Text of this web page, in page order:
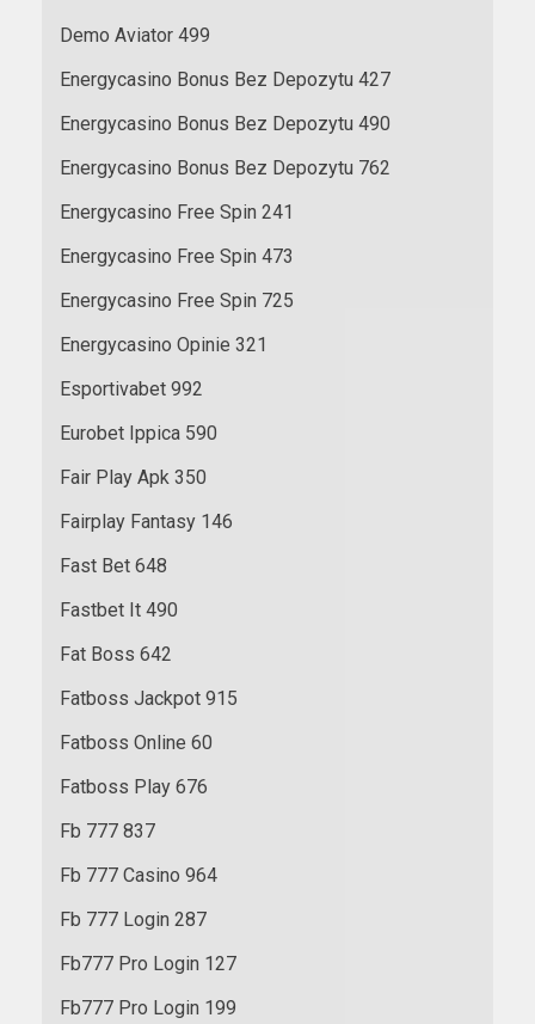
Demo Aviator 499
Energycasino Bonus Bez Depozytu 427
Energycasino Bonus Bez Depozytu 490
Energycasino Bonus Bez Depozytu 762
Energycasino Free Spin 241
Energycasino Free Spin 473
Energycasino Free Spin 725
Energycasino Opinie 321
Esportivabet 992
Eurobet Ippica 590
Fair Play Apk 350
Fairplay Fantasy 146
Fast Bet 648
Fastbet It 490
Fat Boss 642
Fatboss Jackpot 915
Fatboss Online 60
Fatboss Play 676
Fb 777 837
Fb 777 Casino 964
Fb 777 Login 287
Fb777 Pro Login 127
Fb777 Pro Login 199